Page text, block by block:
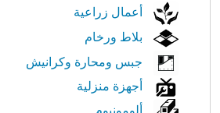
أعمال زراعية
بلاط ورخام
جبس ومحارة وكرانيش
أجهزة منزلية